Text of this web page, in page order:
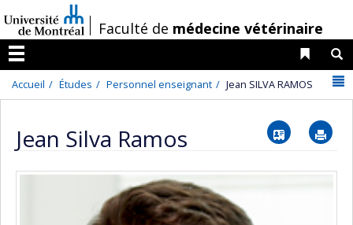
au
contenu
/Faculté de médecine vétérinaire
Menu
Liens
Accueil Études Personnel enseignant Jean SILVA RAMOS
Jean Silva Ramos Vcard